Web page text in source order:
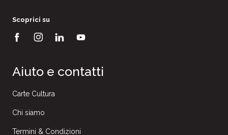
Scoprici su
Aiuto e contatti
Carte Cultura
Chi siamo
Termini & Condizioni